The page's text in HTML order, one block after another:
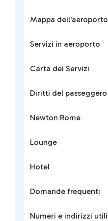
Mappa dell'aeroporto
Servizi in aeroporto
Carta dei Servizi
Diritti del passeggero
Newton Rome
Lounge
Hotel
Domande frequenti
Numeri e indirizzi utili